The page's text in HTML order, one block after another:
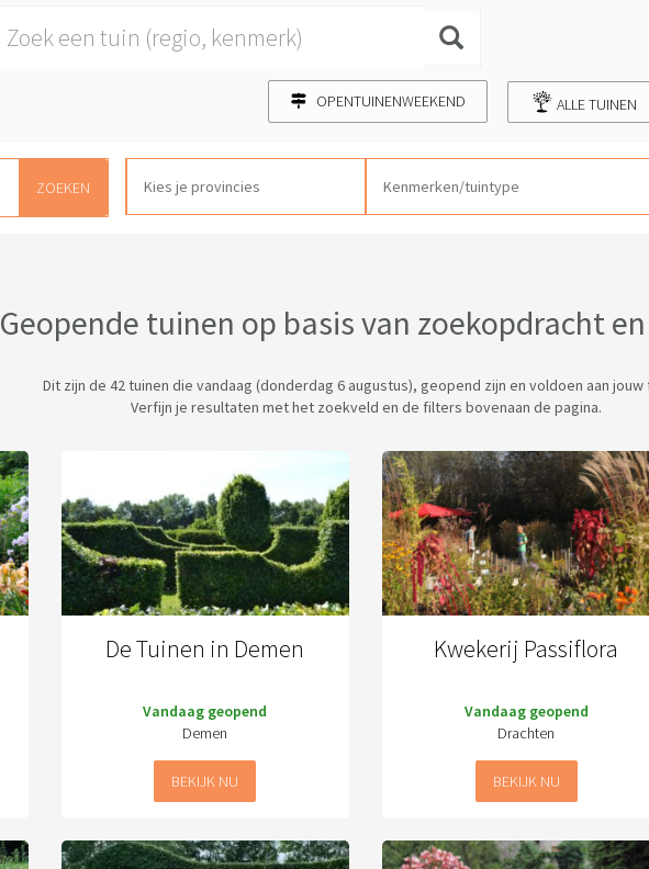
OPENTUINENWEEKEND ALLE TUINEN
ZOEKEN
Geopende tuinen op basis van zoekopdracht
Dit zijn de 42 tuinen die vandaag (donderdag 6 augustus), geopend zijn en voldoen aan
Verfijn je resultaten met het zoekveld en de filters bovenaan de pagina.
De Tuinen in Demen
Vandaag geopend
Demen
BEKIJK NU
Kwekerij Passiflora
Vandaag geopend
Drachten
BEKIJK NU